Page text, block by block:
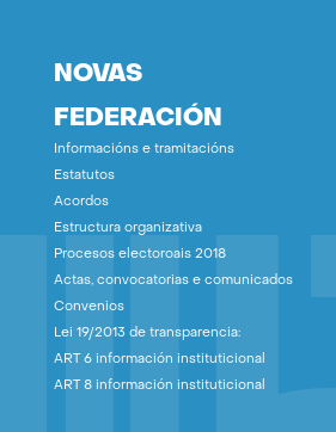
NOVAS
FEDERACIÓN
Informacións e tramitacións
Estatutos
Acordos
Estructura organizativa
Procesos electoroais 2018
Actas, convocatorias e comunicados
Convenios
Lei 19/2013 de transparencia:
ART 6 información instituticional
ART 8 información instituticional